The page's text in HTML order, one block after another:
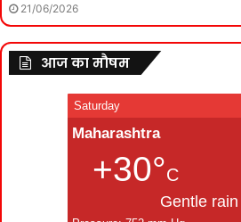
21/06/2026
आज का मौषम
Saturday
Maharashtra
+30°C
Gentle rain